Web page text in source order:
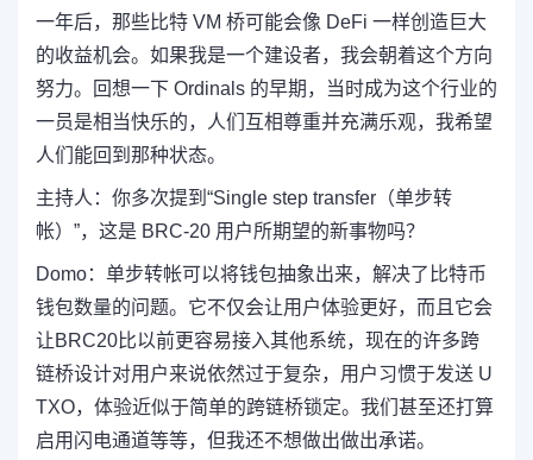
一年后，那些比特 VM 桥可能会像 DeFi 一样创造巨大
的收益机会。如果我是一个建设者，我会朝着这个方向
努力。回想一下 Ordinals 的早期，当时成为这个行业的
一员是相当快乐的，人们互相尊重并充满乐观，我希望
人们能回到那种状态。
主持人： 你多次提到“Single step transfer（单步转
帐）”，这是 BRC-20 用户所期望的新事物吗？
Domo： 单步转帐可以将钱包抽象出来，解决了比特币
钱包数量的问题。它不仅会让用户体验更好，而且它会
让BRC20比以前更容易接入其他系统，现在的许多跨
链桥设计对用户来说依然过于复杂，用户习惯于发送 U
TXO，体验近似于简单的跨链桥锁定。我们甚至还打算
启用闪电通道等等，但我还不想做出做出承诺。